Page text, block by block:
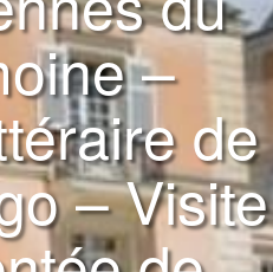
–
de
– Visite